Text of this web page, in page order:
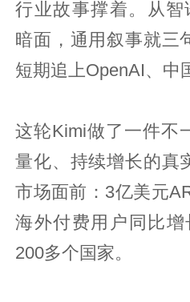
行业故事撑着。从智
暗面，通用叙事就三
短期追上OpenAI、中
这轮Kimi做了一件不
量化、持续增长的真
市场面前：3亿美元
海外付费用户同比
200多个国家。